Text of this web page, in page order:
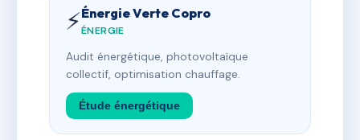
⚡Énergie Verte Copro
ÉNERGIE
Audit énergétique, photovoltaïque
collectif, optimisation chauffage.
Étude énergétique